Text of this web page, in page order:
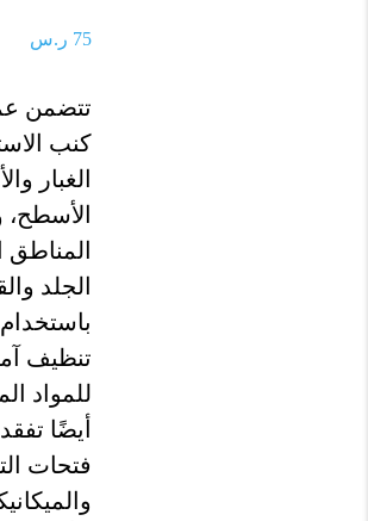
75 ر.س
تتضمن
كنب
الغبار
المناطق
الجلد
تنظيف
للمواد
أيضًا
فتحات